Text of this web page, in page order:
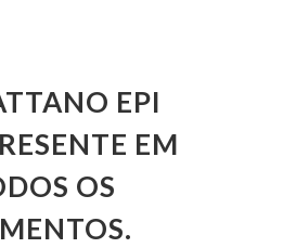
EPI
EM
OS